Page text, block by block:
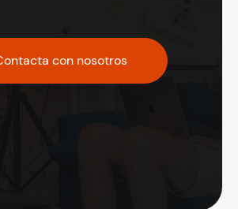
con nosotros